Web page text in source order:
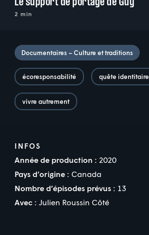
2 min
Documentaires – Culture et traditions
écoresponsabilité quête identitaire
vivre autrement
INFOS
Année de production : 2020
Pays d’origine : Canada
Nombre d’épisodes prévus : 13
Avec : Julien Roussin Côté